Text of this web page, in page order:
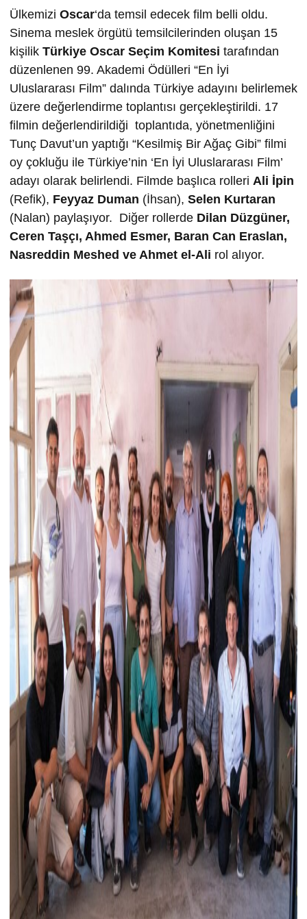
Ülkemizi Oscar‘da temsil edecek film belli oldu.
Sinema meslek örgütü temsilcilerinden oluşan 15
kişilik Türkiye Oscar Seçim Komitesi tarafından
düzenlenen 99. Akademi Ödülleri “En İyi
Uluslararası Film” dalında Türkiye adayını belirlemek
üzere değerlendirme toplantısı gerçekleştirildi. 17
filmin değerlendirildiği toplantıda, yönetmenliğini
Tunç Davut’un yaptığı “Kesilmiş Bir Ağaç Gibi” filmi
oy çokluğu ile Türkiye’nin ‘En İyi Uluslararası Film’
adayı olarak belirlendi. Filmde başlıca rolleri Ali İpin
(Refik), Feyyaz Duman (İhsan), Selen Kurtaran
(Nalan) paylaşıyor. Diğer rollerde Dilan Düzgüner,
Ceren Taşçı, Ahmed Esmer, Baran Can Eraslan,
Nasreddin Meshed ve Ahmet el-Ali rol alıyor.